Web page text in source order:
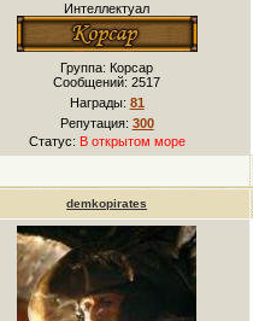
Интеллектуал
Группа: Корсар
Сообщений:2517
Награды: 81
Репутация: 300
Статус: В открытом море
demkopirates